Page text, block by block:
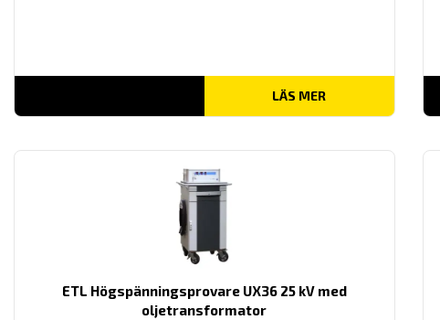
LÄS MER
ETL Högspänningsprovare UX36 25 kV med
oljetransformator